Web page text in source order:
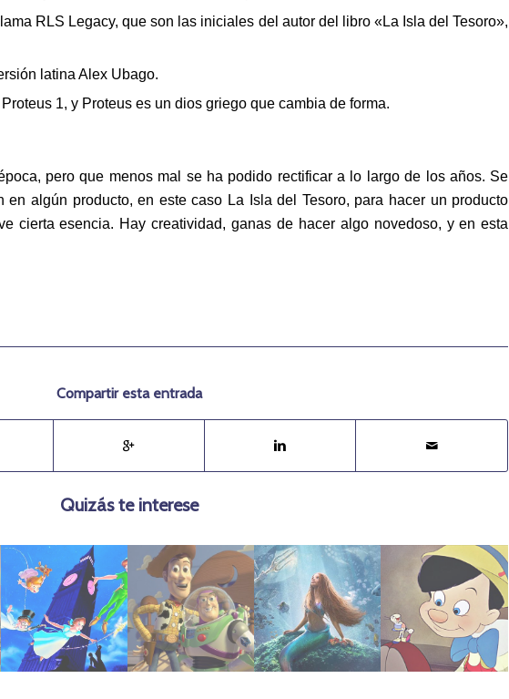
RLS Legacy, que son las iniciales del autor del libro «La Isla del Tesoro»,
latina Alex Ubago.
1, y Proteus es un dios griego que cambia de forma.
pero que menos mal se ha podido rectificar a lo largo de los años. Se
algún producto, en este caso La Isla del Tesoro, para hacer un producto
cierta esencia. Hay creatividad, ganas de hacer algo novedoso, y en esta
Compartir esta entrada
Quizás te interese